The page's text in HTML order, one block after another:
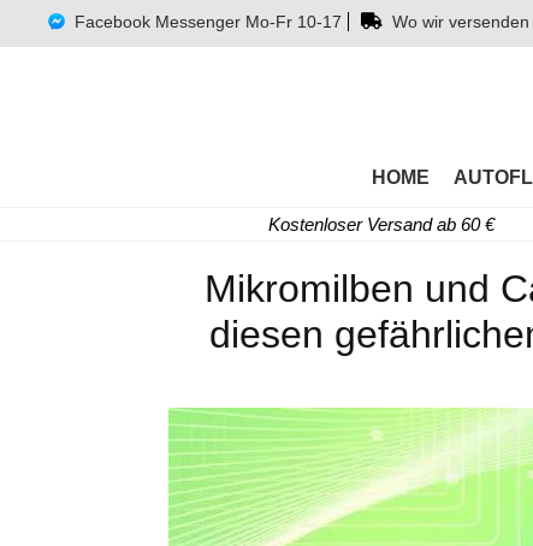
Facebook Messenger Mo-Fr 10-17 Wo wir versenden
HOME
Kostenloser Versand ab 60 €
Mikromilben und
diesen